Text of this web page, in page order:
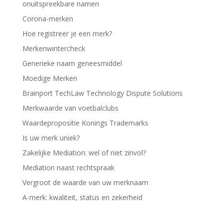
onuitspreekbare namen
Corona-merken
Hoe registreer je een merk?
Merkenwintercheck
Generieke naam geneesmiddel
Moedige Merken
Brainport TechLaw Technology Dispute Solutions
Merkwaarde van voetbalclubs
Waardepropositie Konings Trademarks
Is uw merk uniek?
Zakelijke Mediation: wel of niet zinvol?
Mediation naast rechtspraak
Vergroot de waarde van uw merknaam
A-merk: kwaliteit, status en zekerheid